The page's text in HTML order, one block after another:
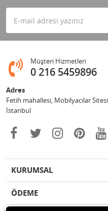
Müşteri Hizmetleri
0 216 5459896
Adres
Fetih mahallesi, Mobilyacılar
İstanbul
KURUMSAL
ÖDEME